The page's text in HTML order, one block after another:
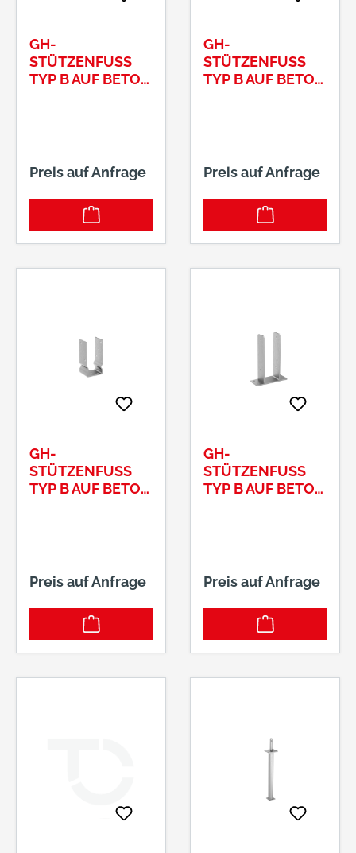
GH-
STÜTZENFUSS T
YP B AUF BETON 1
Preis auf Anfrage
GH-
STÜTZENFUSS T
YP B AUF BETON 8
Preis auf Anfrage
GH-
STÜTZENFUSS T
YP B AUF BETON 9
Preis auf Anfrage
GH-
STÜTZENFUSS T
YP B AUF BETON L
Preis auf Anfrage